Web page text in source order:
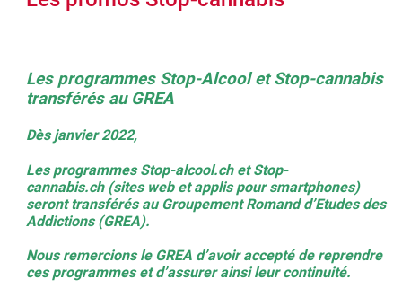
Les programmes Stop-Alcool et Stop-cannabis
transférés au GREA
Dès janvier 2022,
Les programmes Stop-alcool.ch et Stop-
cannabis.ch (sites web et applis pour smartphones)
seront transférés au Groupement Romand d’Etudes des
Addictions (GREA).
Nous remercions le GREA d’avoir accepté de reprendre
ces programmes et d’assurer ainsi leur continuité.